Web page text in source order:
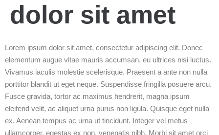
dolor sit amet
Lorem ipsum dolor sit amet, consectetur adipiscing elit. Donec
elementum augue vitae mauris accumsan, eu ultrices nisi luctus.
Vivamus iaculis molestie scelerisque. Praesent a ante non nulla
porttitor blandit ut eget neque. Suspendisse fringilla posuere arcu.
Fusce gravida, tortor ac maximus hendrerit, magna ipsum
eleifend velit, ac aliquet urna purus non ligula. Quisque eget nulla
ex. Aenean tempus ac urna ut tincidunt. Integer vel metus
ullamcorper, egestas ex non, venenatis nibh. Morbi sit amet orci